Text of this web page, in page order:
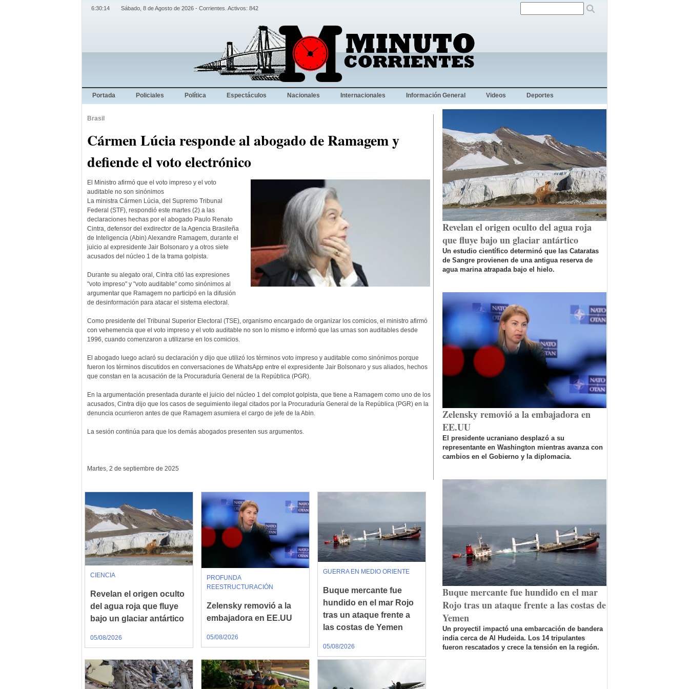
6:30:15 Sábado, 8 de Agosto de 2026 - Corrientes. Activos: 842
Portada Policiales Política Espectáculos Nacionales Internacionales Información General Videos Deportes
Brasil
Cármen Lúcia responde al abogado de Ramagem y
defiende el voto electrónico
El Ministro afirmó que el voto impreso y el voto
auditable no son sinónimos
La ministra Cármen Lúcia, del Supremo Tribunal
Federal (STF), respondió este martes (2) a las
declaraciones hechas por el abogado Paulo Renato
Cintra, defensor del exdirector de la Agencia Brasileña
de Inteligencia (Abin) Alexandre Ramagem, durante el
juicio al expresidente Jair Bolsonaro y a otros siete
acusados ​​del núcleo 1 de la trama golpista.
Durante su alegato oral, Cintra citó las expresiones
"voto impreso" y "voto auditable" como sinónimos al
argumentar que Ramagem no participó en la difusión
de desinformación para atacar el sistema electoral.
Como presidente del Tribunal Superior Electoral (TSE), organismo encargado de organizar los comicios, el ministro afirmó
con vehemencia que el voto impreso y el voto auditable no son lo mismo e informó que las urnas son auditables desde
1996, cuando comenzaron a utilizarse en los comicios.
El abogado luego aclaró su declaración y dijo que utilizó los términos voto impreso y auditable como sinónimos porque
fueron los términos discutidos en conversaciones de WhatsApp entre el expresidente Jair Bolsonaro y sus aliados, hechos
que constan en la acusación de la Procuraduría General de la República (PGR).
En la argumentación presentada durante el juicio del núcleo 1 del complot golpista, que tiene a Ramagem como uno de los
acusados, Cintra dijo que los casos de seguimiento ilegal citados por la Procuraduría General de la República (PGR) en la
denuncia ocurrieron antes de que Ramagem asumiera el cargo de jefe de la Abin.
La sesión continúa para que los demás abogados presenten sus argumentos.
Martes, 2 de septiembre de 2025
CIENCIA
Revelan el origen oculto
del agua roja que fluye
bajo un glaciar antártico
05/08/2026
PROFUNDA
REESTRUCTURACIÓN
Zelensky removió a la
embajadora en EE.UU
05/08/2026
GUERRA EN MEDIO ORIENTE
Buque mercante fue
hundido en el mar Rojo
tras un ataque frente a
las costas de Yemen
05/08/2026
Revelan el origen oculto del agua roja
que fluye bajo un glaciar antártico
Un estudio científico determinó que las Cataratas
de Sangre provienen de una antigua reserva de
agua marina atrapada bajo el hielo.
Zelensky removió a la embajadora en
EE.UU
El presidente ucraniano desplazó a su
representante en Washington mientras avanza con
cambios en el Gobierno y la diplomacia.
Buque mercante fue hundido en el mar
Rojo tras un ataque frente a las costas de
Yemen
Un proyectil impactó una embarcación de bandera
india cerca de Al Hudeida. Los 14 tripulantes
fueron rescatados y crece la tensión en la región.